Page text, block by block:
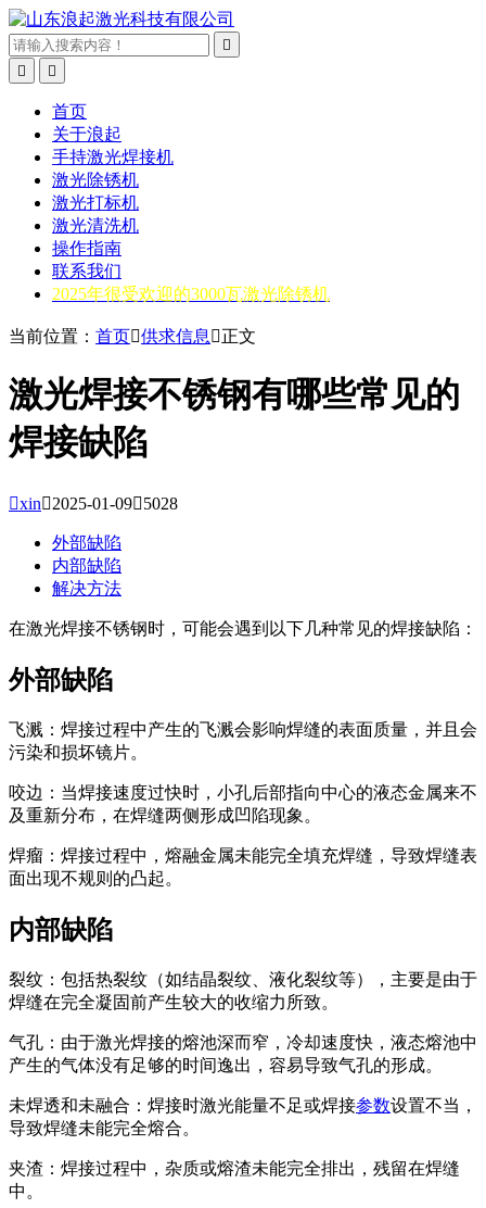



首页
关于浪起
手持激光焊接机
激光除锈机
激光打标机
激光清洗机
操作指南
联系我们
2025年很受欢迎的3000瓦激光除锈机
当前位置： 首页供求信息 正文
激光焊接不锈钢有哪些常见的
焊接缺陷
xin2025-01-095028
外部缺陷
内部缺陷
解决方法
在激光焊接不锈钢时，可能会遇到以下几种常见的焊接缺陷：
外部缺陷
飞溅：焊接过程中产生的飞溅会影响焊缝的表面质量，并且会
污染和损坏镜片。
咬边：当焊接速度过快时，小孔后部指向中心的液态金属来不
及重新分布，在焊缝两侧形成凹陷现象。
焊瘤：焊接过程中，熔融金属未能完全填充焊缝，导致焊缝表
面出现不规则的凸起。
内部缺陷
裂纹：包括热裂纹（如结晶裂纹、液化裂纹等），主要是由于
焊缝在完全凝固前产生较大的收缩力所致。
气孔：由于激光焊接的熔池深而窄，冷却速度快，液态熔池中
产生的气体没有足够的时间逸出，容易导致气孔的形成。
未焊透和未融合：焊接时激光能量不足或焊接参数设置不当，
导致焊缝未能完全熔合。
夹渣：焊接过程中，杂质或熔渣未能完全排出，残留在焊缝
中。